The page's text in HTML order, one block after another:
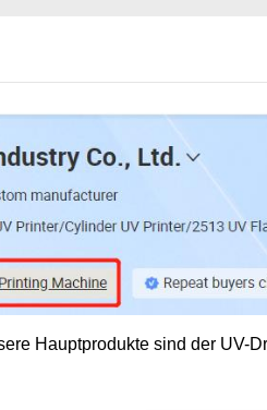
Hauptprodukte sind der UV-